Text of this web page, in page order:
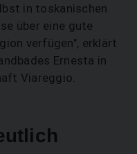
in toskanischen
über eine gute
verfügen", erklärt
Ernesta in
Viareggio.